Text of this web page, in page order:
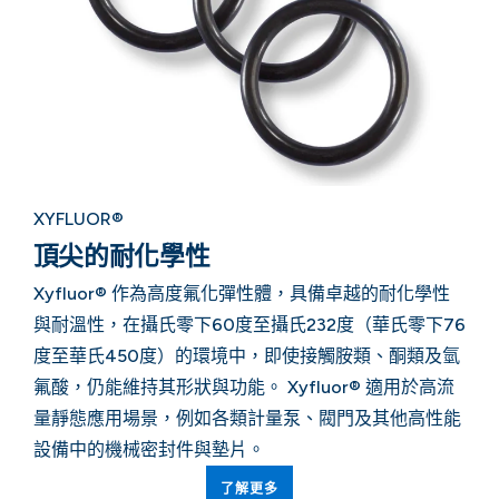
XYFLUOR®
頂尖的耐化學性
Xyfluor® 作為高度氟化彈性體，具備卓越的耐化學性
與耐溫性，在攝氏零下60度至攝氏232度（華氏零下76
度至華氏450度）的環境中，即使接觸胺類、酮類及氫
氟酸，仍能維持其形狀與功能。 Xyfluor® 適用於高流
量靜態應用場景，例如各類計量泵、閥門及其他高性能
設備中的機械密封件與墊片。
了解更多